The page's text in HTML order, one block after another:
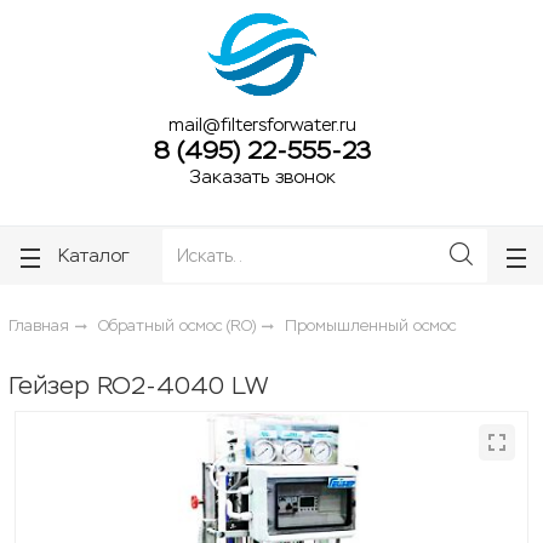
mail@filtersforwater.ru
8 (495) 22-555-23
Заказать звонок
Каталог
Главная Обратный осмос (RO) Промышленный осмос
Гейзер RO2-4040 LW